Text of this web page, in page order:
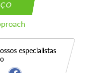
especialistas